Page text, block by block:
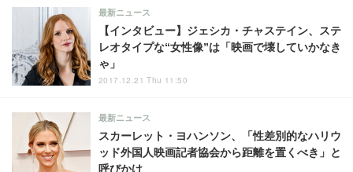
【インタビュー】ジェシカ・チャステイン、ステ
レオタイプな“女性像”は「映画で壊していかなき
ゃ」
最新ニュース
2017.12.21 Thu 11:50
スカーレット・ヨハンソン、「性差別的なハリウ
ッド外国人映画記者協会から距離を置くべき」と
呼びかけ
最新ニュース